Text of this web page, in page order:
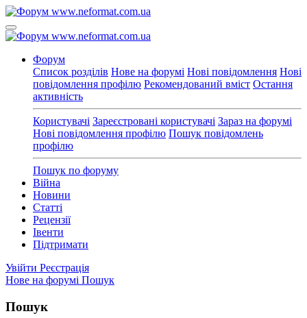
Форум
Список розділів Нове на форумі Нові повідомлення Нові
повідомлення профілю Рекомендований вміст Остання
активність
Користувачі Зареєстровані користувачі Зараз на форумі
Нові повідомлення профілю Пошук повідомлень
профілю
Пошук по форуму
Війна
Новини
Статті
Рецензії
Івенти
Підтримати
Увійти Реєстрація
Нове на форумі Пошук
Пошук